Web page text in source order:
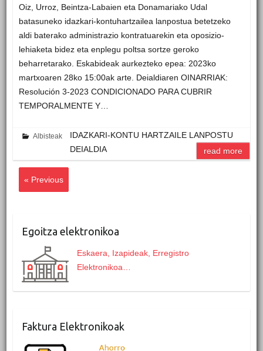
Oiz, Urroz, Beintza-Labaien eta Donamariako Udal
batasuneko idazkari-kontuhartzailea lanpostua betetzeko
aldi baterako administrazio kontratuarekin eta oposizio-
lehiaketa bidez eta enplegu poltsa sortze geroko
beharretarako. Eskabideak aurkezteko epea: 2023ko
martxoaren 28ko 15:00ak arte. Deialdiaren OINARRIAK:
Resolución 3-2023 CONDICIONADO PARA CUBRIR
TEMPORALMENTE Y…
Albisteak
IDAZKARI-KONTU HARTZAILE LANPOSTU
DEIALDIA
read more
« Previous
Egoitza elektronikoa
Eskaera, Izapideak, Erregistro
Elektronikoa…
Faktura Elektronikoak